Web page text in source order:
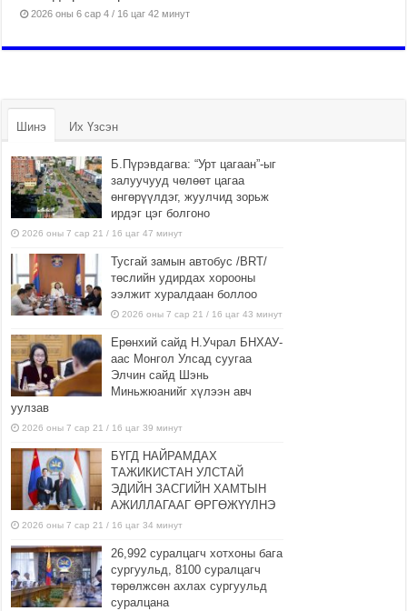
2026 оны 6 сар 4 / 16 цаг 42 минут
Шинэ Их Үзсэн
Б.Пүрэвдагва: “Урт цагаан”-ыг
залуучууд чөлөөт цагаа
өнгөрүүлдэг, жуулчид зорьж
ирдэг цэг болгоно
2026 оны 7 сар 21 / 16 цаг 47 минут
Тусгай замын автобус /BRT/
төслийн удирдах хорооны
ээлжит хуралдаан боллоо
2026 оны 7 сар 21 / 16 цаг 43 минут
Ерөнхий сайд Н.Учрал БНХАУ-
аас Монгол Улсад суугаа
Элчин сайд Шэнь
Миньжюанийг хүлээн авч
уулзав
2026 оны 7 сар 21 / 16 цаг 39 минут
БҮГД НАЙРАМДАХ
ТАЖИКИСТАН УЛСТАЙ
ЭДИЙН ЗАСГИЙН ХАМТЫН
АЖИЛЛАГААГ ӨРГӨЖҮҮЛНЭ
2026 оны 7 сар 21 / 16 цаг 34 минут
26,992 суралцагч хотхоны бага
сургуульд, 8100 суралцагч
төрөлжсөн ахлах сургуульд
суралцана